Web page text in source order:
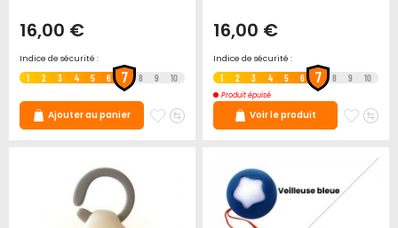
16,00 €
Indice de sécurité :
1 2 3 4 5 6 7 8 9 10
Ajouter au panier
AjouterAjouter
16,00 €
Indice de sécurité :
1 2 3 4 5 6 7 8 9 10
Produit épuisé
Voir le produit